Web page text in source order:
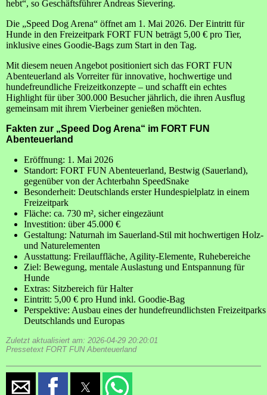
hebt“, so Geschäftsführer Andreas Sievering.
Die „Speed Dog Arena“ öffnet am 1. Mai 2026. Der Eintritt für
Hunde in den Freizeitpark FORT FUN beträgt 5,00 € pro Tier,
inklusive eines Goodie-Bags zum Start in den Tag.
Mit diesem neuen Angebot positioniert sich das FORT FUN
Abenteuerland als Vorreiter für innovative, hochwertige und
hundefreundliche Freizeitkonzepte – und schafft ein echtes
Highlight für über 300.000 Besucher jährlich, die ihren Ausflug
gemeinsam mit ihrem Vierbeiner genießen möchten.
Fakten zur „Speed Dog Arena“ im FORT FUN
Abenteuerland
Eröffnung: 1. Mai 2026
Standort: FORT FUN Abenteuerland, Bestwig (Sauerland),
gegenüber von der Achterbahn SpeedSnake
Besonderheit: Deutschlands erster Hundespielplatz in einem
Freizeitpark
Fläche: ca. 730 m², sicher eingezäunt
Investition: über 45.000 €
Gestaltung: Naturnah im Sauerland-Stil mit hochwertigen Holz-
und Naturelementen
Ausstattung: Freilauffläche, Agility-Elemente, Ruhebereiche
Ziel: Bewegung, mentale Auslastung und Entspannung für
Hunde
Extras: Sitzbereich für Halter
Eintritt: 5,00 € pro Hund inkl. Goodie-Bag
Perspektive: Ausbau eines der hundefreundlichsten Freizeitparks
Deutschlands und Europas
Zuletzt aktualisiert am: 2026-04-29 20:20:01
Pressetext FORT FUN Abenteuerland